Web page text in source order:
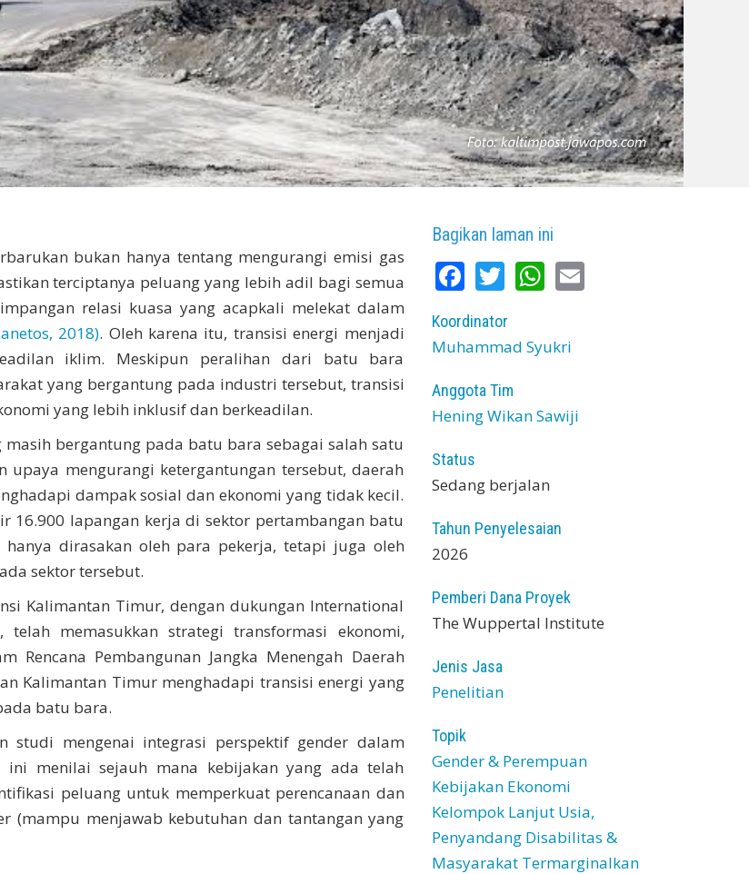
bukan hanya tentang mengurangi emisi gas
terciptanya peluang yang lebih adil bagi semua
relasi kuasa yang acapkali melekat dalam
2018). Oleh karena itu, transisi energi menjadi
iklim. Meskipun peralihan dari batu bara
yang bergantung pada industri tersebut, transisi
yang lebih inklusif dan berkeadilan.
bergantung pada batu bara sebagai salah satu
upaya mengurangi ketergantungan tersebut, daerah
dampak sosial dan ekonomi yang tidak kecil.
16.900 lapangan kerja di sektor pertambangan batu
dirasakan oleh para pekerja, tetapi juga oleh
sektor tersebut.
Kalimantan Timur, dengan dukungan International
telah memasukkan strategi transformasi ekonomi,
Pembangunan Jangka Menengah Daerah
Kalimantan Timur menghadapi transisi energi yang
batu bara.
studi mengenai integrasi perspektif gender dalam
menilai sejauh mana kebijakan yang ada telah
peluang untuk memperkuat perencanaan dan
(mampu menjawab kebutuhan dan tantangan yang
Bagikan laman ini
Facebook
TwitterWhatsApp
Email
Koordinator
Muhammad Syukri
Anggota Tim
Hening Wikan Sawiji
Status
Sedang berjalan
Tahun Penyelesaian
2026
Pemberi Dana Proyek
The Wuppertal Institute
Jenis Jasa
Penelitian
Topik
Gender & Perempuan
Kebijakan Ekonomi
Kelompok Lanjut Usia,
Penyandang Disabilitas &
Masyarakat Termarginalkan